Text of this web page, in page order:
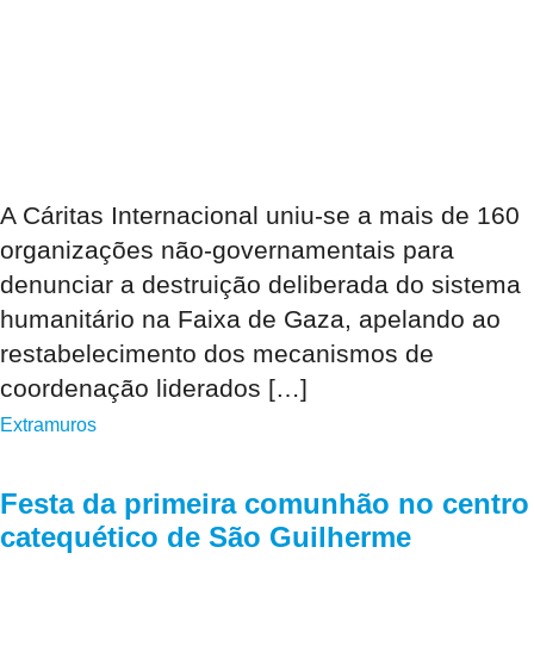
A Cáritas Internacional uniu-se a mais de 160
organizações não-governamentais para
denunciar a destruição deliberada do sistema
humanitário na Faixa de Gaza, apelando ao
restabelecimento dos mecanismos de
coordenação liderados […]
Extramuros
Festa da primeira comunhão no centro
catequético de São Guilherme